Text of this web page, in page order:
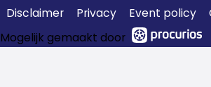
Disclaimer
Privacy Event policy
Mogelijk gemaakt door